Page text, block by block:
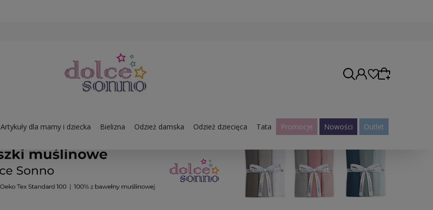
Wybierz coś dla siebie z naszej aktualnej oferty
lub zaloguj się, aby przywrócić dodane produkty
do listy z poprzedniej sesji.
Artykuły dla mamy i dziecka Bielizna Odzież damska Odzież dziecięca Tata Promocje Nowości Outlet